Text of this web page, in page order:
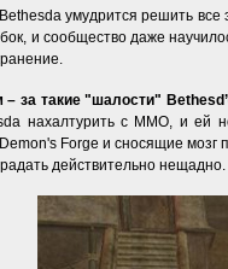
умудрится решить
и сообщество даже
– за такие "шалости"
нахалтурить с ММО, и ей
Forge и сносящие
действительно нещадно.